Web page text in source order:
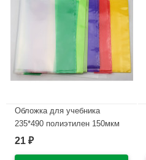
Обложка для учебника
235*490 полиэтилен 150мкм
универсальная М арт У 235
21 ₽